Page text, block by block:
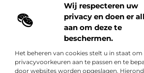
Wij respecteren uw
privacy en doen er
aan om deze te
beschermen.
Het beheren van cookies stelt u in staat
privacyvoorkeuren aan te passen en te
door websites worden opgeslagen.
dagelijks leven op
Bericht categorie
Onze informatie